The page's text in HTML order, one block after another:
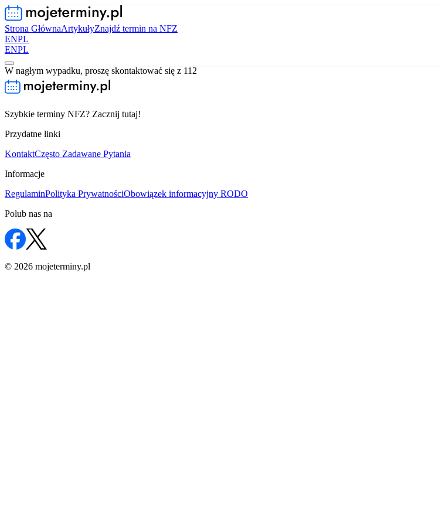
Strona GłównaArtykułyZnajdź termin na NFZ
ENPL
ENPL
W nagłym wypadku, proszę skontaktować się z 112
Szybkie terminy NFZ? Zacznij tutaj!
Przydatne linki
KontaktCzęsto Zadawane Pytania
Informacje
RegulaminPolityka PrywatnościObowiązek informacyjny RODO
Polub nas na
© 2026 mojeterminy.pl